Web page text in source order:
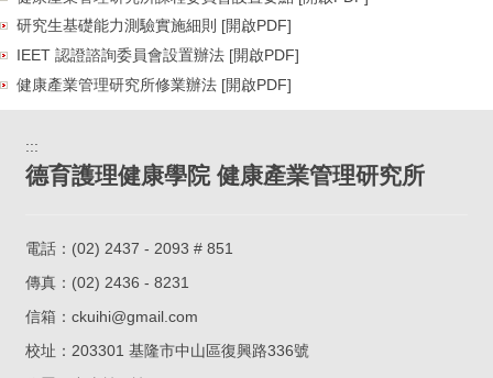
研究生基礎能力測驗實施細則 [開啟PDF]
IEET 認證諮詢委員會設置辦法 [開啟PDF]
健康產業管理研究所修業辦法 [開啟PDF]
:::
德育護理健康學院 健康產業管理研究所
電話： (02) 2437 - 2093 # 851
傳真：(02) 2436 - 8231
信箱： ckuihi@gmail.com
校址： 203301 基隆市中山區復興路336號